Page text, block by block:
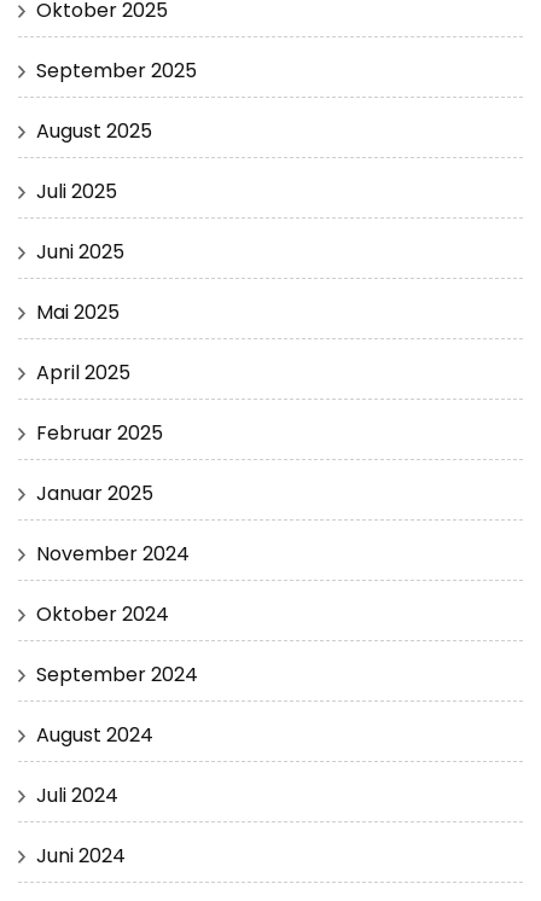
Oktober 2025
September 2025
August 2025
Juli 2025
Juni 2025
Mai 2025
April 2025
Februar 2025
Januar 2025
November 2024
Oktober 2024
September 2024
August 2024
Juli 2024
Juni 2024